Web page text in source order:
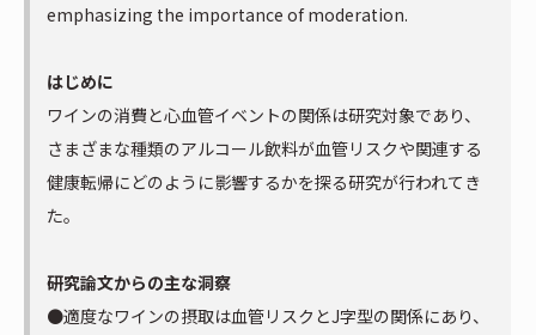
emphasizing the importance of moderation.
はじめに
ワインの消費と心血管イベントの関係は研究対象であり、
さまざまな種類のアルコール飲料が血管リスクや関連する
健康転帰にどのように影響するかを探る研究が行われてき
た。
研究論文からの主な洞察
●適度なワインの摂取は血管リスクとJ字型の関係にあり、